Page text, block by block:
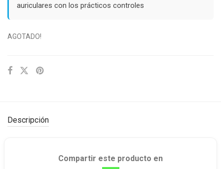
auriculares con los prácticos controles
AGOTADO!
Descripción
Compartir este producto en